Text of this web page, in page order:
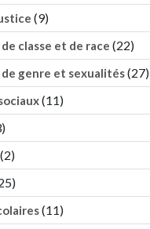
(9)
classe et de race (22)
de genre et sexualités(27)
(11)
(2)
(11)